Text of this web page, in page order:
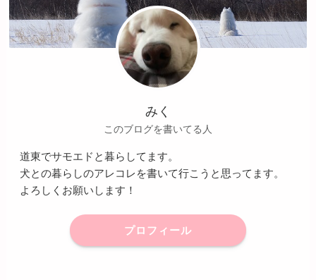
みく
このブログを書いてる人
道東でサモエドと暮らしてます。
犬との暮らしのアレコレを書いて行こうと思ってます。
よろしくお願いします！
プロフィール